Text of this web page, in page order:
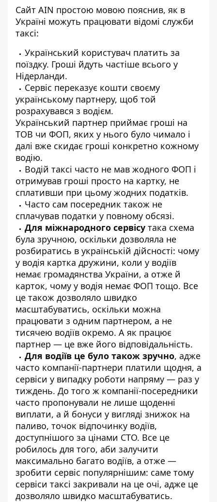
Сайт АІN простою мовою пояснив, як в
Україні можуть працювати відомі служби
таксі:
Український користувач платить за
поїздку. Гроші йдуть частіше всього у
Нідерланди.
Сервіс переказує кошти своєму
українському партнеру, щоб той
розрахувався з водієм.
Український партнер приймає гроші на
ТОВ чи ФОП, яких у нього було чимало і
далі вже скидає гроші конкретно кожному
водію.
Водій таксі часто не мав жодного ФОП і
отримував гроші просто на картку, не
сплативши при цьому жодних податків.
Часто сам посередник також не
сплачував податки у повному обсязі.
Для міжнародного сервісу така схема
була зручною, оскільки дозволяла не
розбиратись в українській дійсності: чому
у водія картка дружини, коли у водіїв
немає громадянства України, а отже й
карток, чому у водія немає ФОП тощо. Все
це також дозволяло швидко
масштабуватись, оскільки можна
працювати з одним партнером, а не
тисячею водіїв окремо. А як працює
партнер — це вже його відповідальність.
Для водіїв це було також зручно, адже
часто компанії-партнери платили щодня, а
сервіси у випадку роботи напряму — раз у
тиждень. До того ж компанії-посередники
часто пропонували не лише щоденні
виплати, а й бонуси у вигляді знижок на
паливо, точок відпочинку водіїв,
доступнішого за цінами СТО. Все це
робилось для того, аби залучити
максимально багато водіїв, а отже —
зробити сервіс популярнішим: саме тому
сервіси таксі закривали на це очі, адже це
дозволяло швидко масштабуватись.